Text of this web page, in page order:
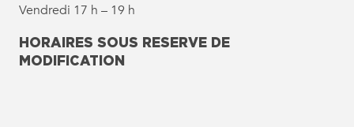
Vendredi 17 h – 19 h
HORAIRES SOUS RESERVE DE
MODIFICATION